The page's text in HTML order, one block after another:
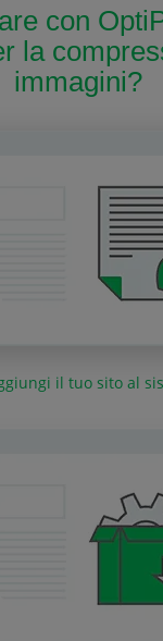
con
la
immagini?
il tuo sito al